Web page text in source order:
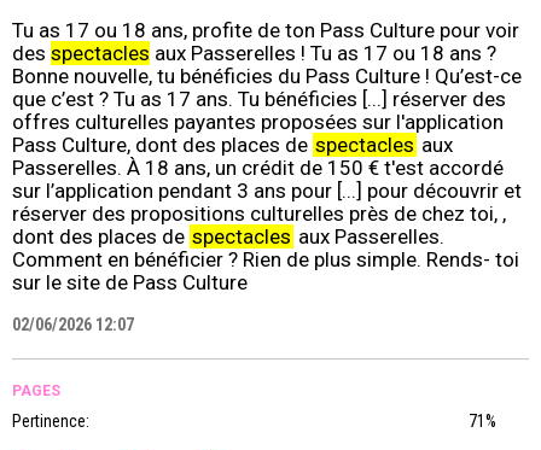
Tu as 17 ou 18 ans, profite de ton Pass Culture pour voir
des spectacles aux Passerelles ! Tu as 17 ou 18 ans ?
Bonne nouvelle, tu bénéficies du Pass Culture ! Qu’est-ce
que c’est ? Tu as 17 ans. Tu bénéficies [...] réserver des
offres culturelles payantes proposées sur l'application
Pass Culture, dont des places de spectacles aux
Passerelles. À 18 ans, un crédit de 150 € t'est accordé
sur l’application pendant 3 ans pour [...] pour découvrir et
réserver des propositions culturelles près de chez toi, ,
dont des places de spectacles aux Passerelles.
Comment en bénéficier ? Rien de plus simple. Rends- toi
sur le site de Pass Culture
02/06/2026 12:07
PAGES
Pertinence: 71%